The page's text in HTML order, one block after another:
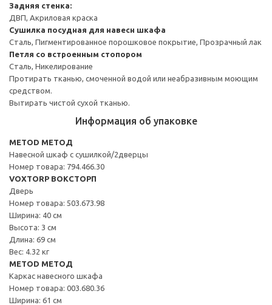
Задняя стенка:
ДВП, Акриловая краска
Сушилка посудная для навесн шкафа
Сталь, Пигментированное порошковое покрытие, Прозрачный лак
Петля со встроенным стопором
Сталь, Никелирование
Протирать тканью, смоченной водой или неабразивным моющим
средством.
Вытирать чистой сухой тканью.
Информация об упаковке
METOD МЕТОД
Навесной шкаф с сушилкой/2дверцы
Номер товара: 794.466.30
VOXTORP ВОКСТОРП
Дверь
Номер товара: 503.673.98
Ширина: 40 см
Высота: 3 см
Длина: 69 см
Вес: 4.32 кг
METOD МЕТОД
Каркас навесного шкафа
Номер товара: 003.680.36
Ширина: 61 см